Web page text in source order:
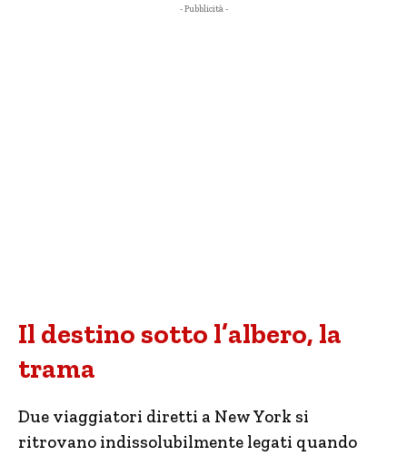
- Pubblicità -
Il destino sotto l’albero, la
trama
Due viaggiatori diretti a New York si
ritrovano indissolubilmente legati quando